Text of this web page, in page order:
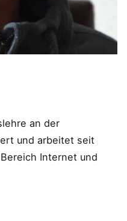
an der
und arbeitet seit
Internet und